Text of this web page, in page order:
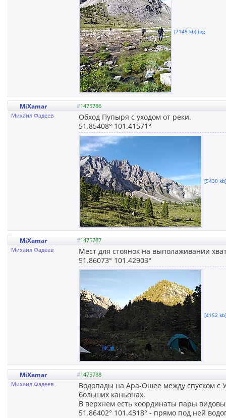
[7149 kb].jpg
MiXamar #1475786
Михаил Фадеев
Обход Пупыря с уходом от реки.
51.85408° 101.41571°
[5430
MiXamar #1475787
Михаил Фадеев
Мест для стоянок на выполаживании
51.86073° 101.42903°
[4152
MiXamar #1475788
Михаил Фадеев
Водопады на Ара-Ошее между спуском с
больших каньонах.
В верхнем есть координаты пары
51.86402° 101.4318° - прямо под ней